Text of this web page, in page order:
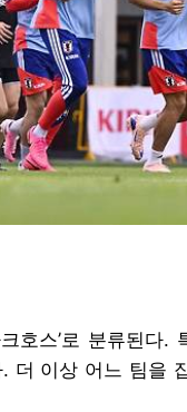
호스’로 분류된다.
이상 어느 팀을 잡